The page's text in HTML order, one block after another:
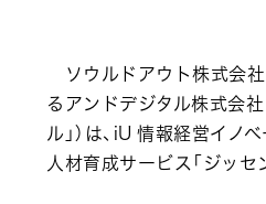
シ
ョ
ン
ソウルドアウト株式会社
るアンドデジタル株式会社
ル」）は、iU 情報経営イノ
人材育成サービス「ジッ